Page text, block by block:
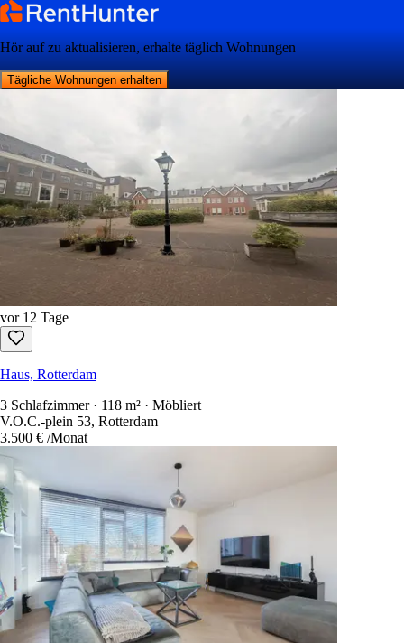
Hör auf zu aktualisieren, erhalte täglich Wohnungen
Tägliche Wohnungen erhalten
vor 12 Tage
Haus, Rotterdam
3 Schlafzimmer · 118 m² · Möbliert
V.O.C.-plein 53, Rotterdam
3.500 € /Monat